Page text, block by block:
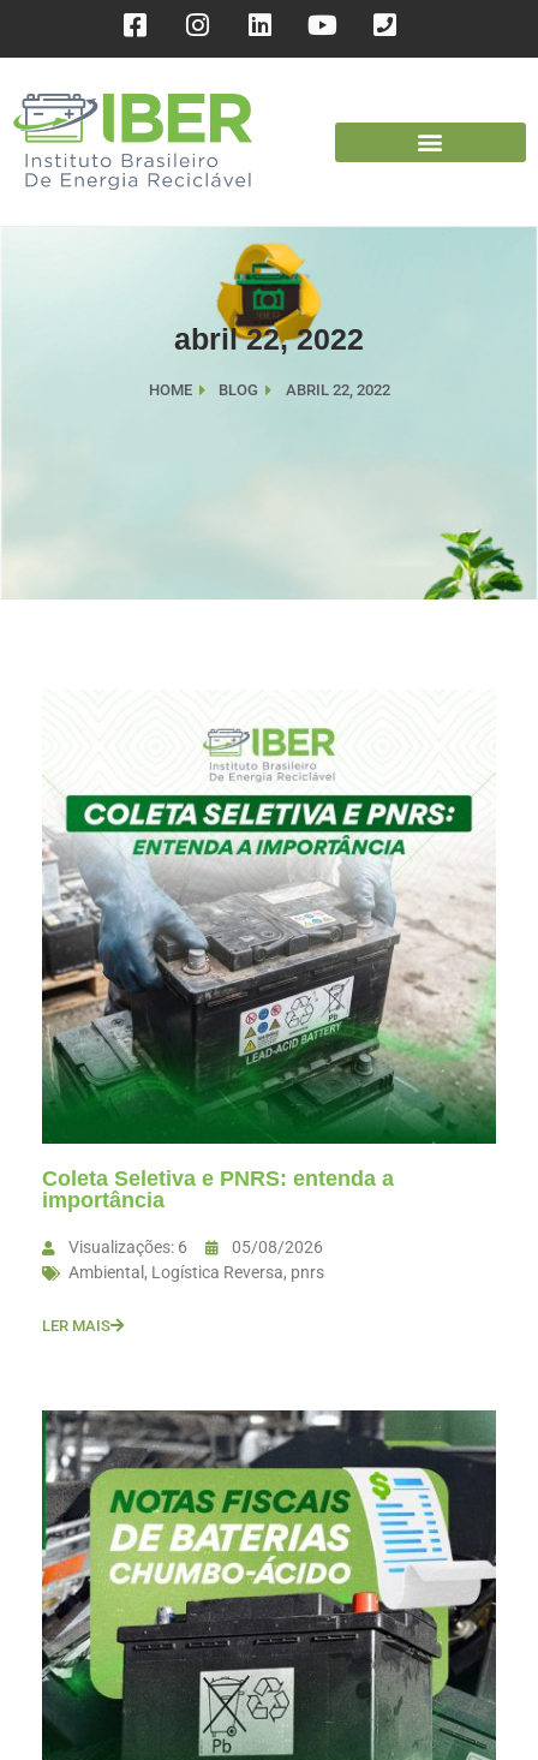
abril 22, 2022
HOME BLOG ABRIL 22, 2022
Coleta Seletiva e PNRS: entenda a
importância
Visualizações: 6
05/08/2026
Ambiental , Logística Reversa, pnrs
LER MAIS